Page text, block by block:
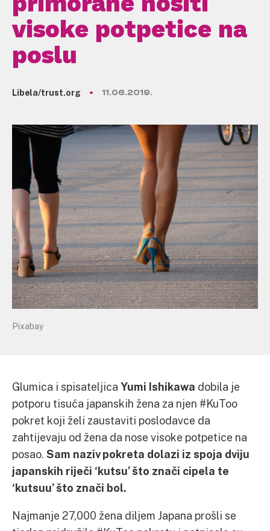
visoke potpetice na
poslu
Libela/trust.org 11.06.2019.
Pixabay
Glumica i spisateljica Yumi Ishikawa dobila je
potporu tisuća japanskih žena za njen #KuToo
pokret koji želi zaustaviti poslodavce da
zahtijevaju od žena da nose visoke potpetice na
posao. Sam naziv pokreta dolazi iz spoja dviju
japanskih riječi ‘kutsu’ što znači cipela te
‘kutsuu’ što znači bol.
Najmanje 27,000 žena diljem Japana prošli se